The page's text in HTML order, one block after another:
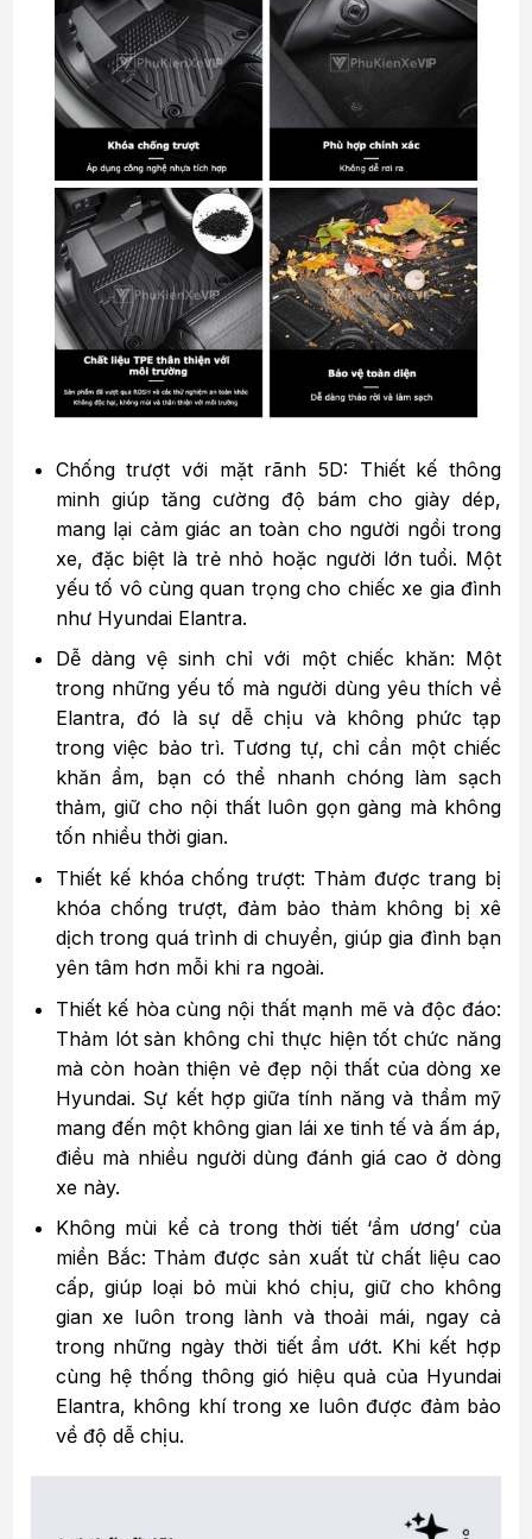
Chống trượt với mặt rãnh 5D: Thiết kế thông
minh giúp tăng cường độ bám cho giày dép,
mang lại cảm giác an toàn cho người ngồi trong
xe, đặc biệt là trẻ nhỏ hoặc người lớn tuổi. Một
yếu tố vô cùng quan trọng cho chiếc xe gia đình
như Hyundai Elantra.
Dễ dàng vệ sinh chỉ với một chiếc khăn: Một
trong những yếu tố mà người dùng yêu thích về
Elantra, đó là sự dễ chịu và không phức tạp
trong việc bảo trì. Tương tự, chỉ cần một chiếc
khăn ẩm, bạn có thể nhanh chóng làm sạch
thảm, giữ cho nội thất luôn gọn gàng mà không
tốn nhiều thời gian.
Thiết kế khóa chống trượt: Thảm được trang bị
khóa chống trượt, đảm bảo thảm không bị xê
dịch trong quá trình di chuyển, giúp gia đình bạn
yên tâm hơn mỗi khi ra ngoài.
Thiết kế hòa cùng nội thất mạnh mẽ và độc đáo:
Thảm lót sàn không chỉ thực hiện tốt chức năng
mà còn hoàn thiện vẻ đẹp nội thất của dòng xe
Hyundai. Sự kết hợp giữa tính năng và thẩm mỹ
mang đến một không gian lái xe tinh tế và ấm áp,
điều mà nhiều người dùng đánh giá cao ở dòng
xe này.
Không mùi kể cả trong thời tiết ‘ẩm ương’ của
miền Bắc: Thảm được sản xuất từ chất liệu cao
cấp, giúp loại bỏ mùi khó chịu, giữ cho không
gian xe luôn trong lành và thoải mái, ngay cả
trong những ngày thời tiết ẩm ướt. Khi kết hợp
cùng hệ thống thông gió hiệu quả của Hyundai
Elantra, không khí trong xe luôn được đảm bảo
về độ dễ chịu.